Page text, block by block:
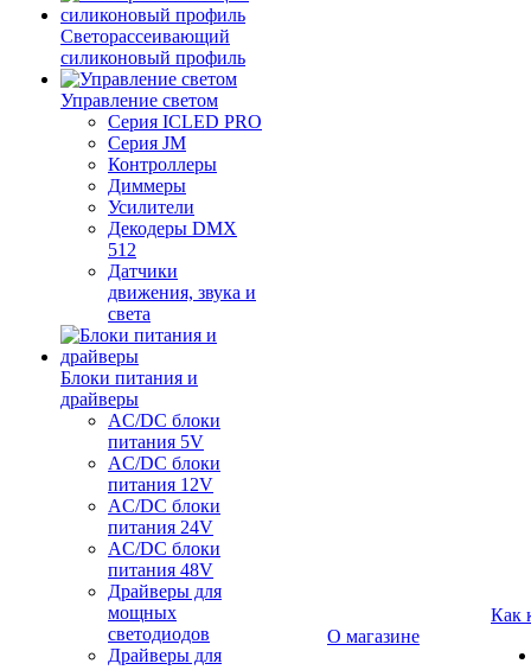
Светорассеивающий
силиконовый профиль
Управление светом
Серия ICLED PRO
Серия JM
Контроллеры
Диммеры
Усилители
Декодеры DMX
512
Датчики
движения, звука и
света
Блоки питания и
драйверы
AC/DC блоки
питания 5V
AC/DC блоки
питания 12V
AC/DC блоки
питания 24V
AC/DC блоки
питания 48V
Драйверы для
мощных
светодиодов
Драйверы для
О магазине
Как